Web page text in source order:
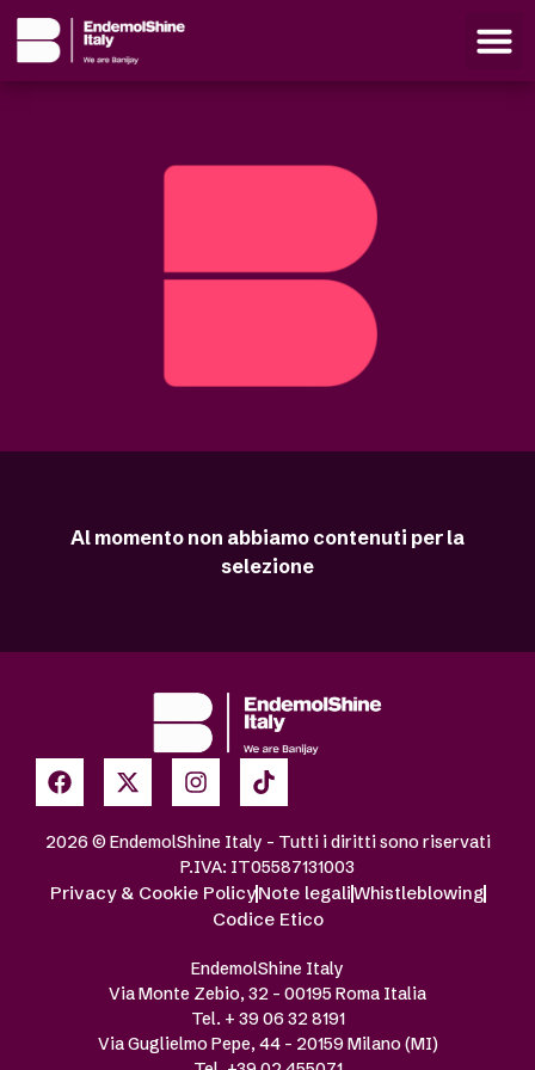
Al momento non abbiamo contenuti per la
selezione
2026 © EndemolShine Italy – Tutti i diritti sono riservati
P.IVA: IT05587131003
Privacy & Cookie PolicyNote legaliWhistleblowing
Codice Etico
EndemolShine Italy
Via Monte Zebio, 32 – 00195 Roma Italia
Tel. + 39 06 32 8191
Via Guglielmo Pepe, 44 – 20159 Milano (MI)